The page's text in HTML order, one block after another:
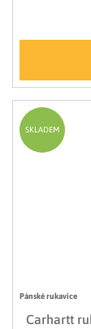
Pánské rukavice
Carhartt
SKLADEM